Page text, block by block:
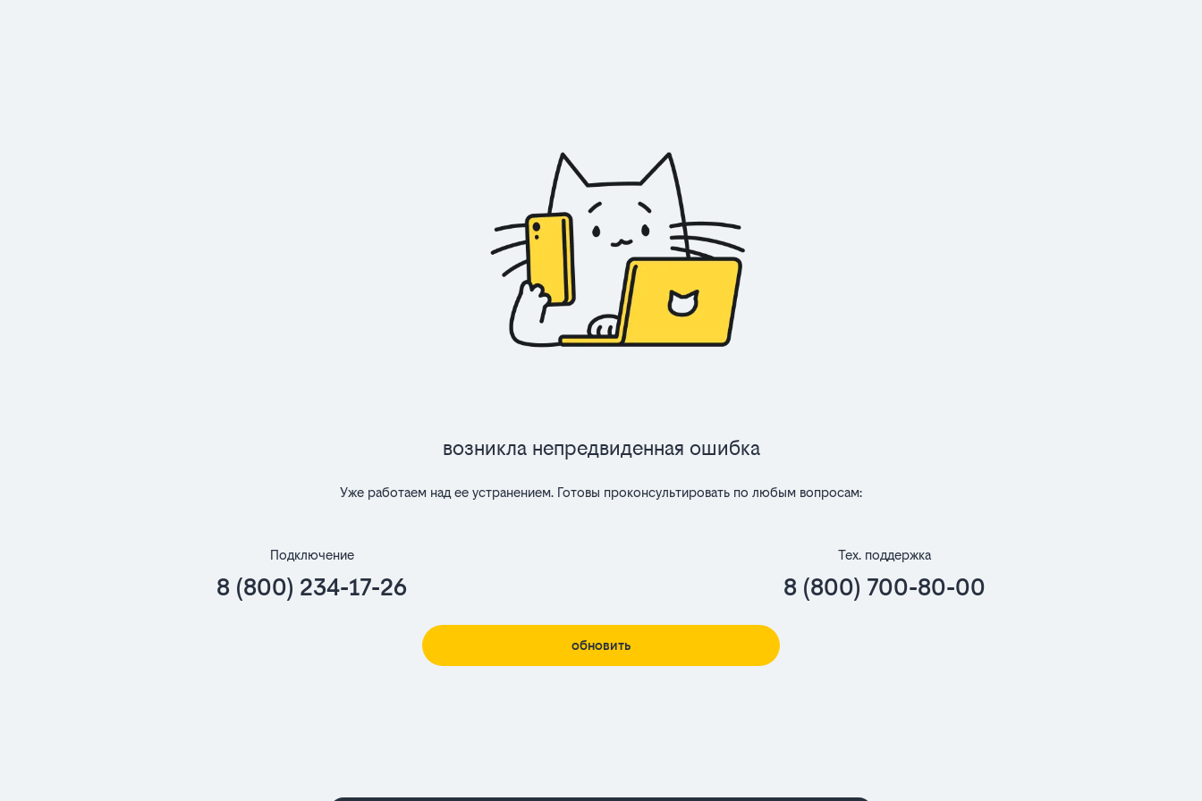
Возникла непредвиденная ошибка
Уже работаем над ее устранением. Готовы проконсультировать по любым вопросам:
Подключение
8 (800) 234-17-26
Тех. поддержка
8 (800) 700-80-00
обновить